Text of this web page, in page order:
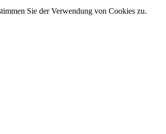
Sie der Verwendung von Cookies zu.